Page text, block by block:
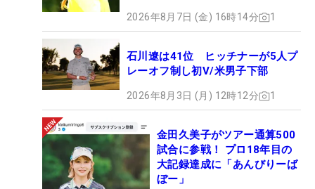
2026年8月7日 (金) 16時14分 1
石川遼は41位 ヒッチナーが5人プ
レーオフ制し初V/米男子下部
2026年8月3日 (月) 12時12分 1
金田久美子がツアー通算500
試合に参戦！ プロ18年目の
大記録達成に「あんびりーば
ぼー」